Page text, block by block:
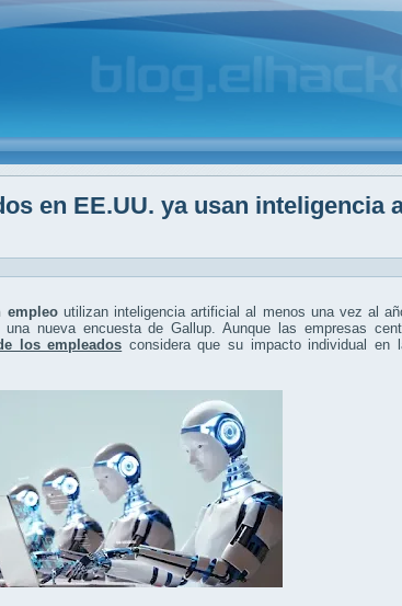
en EE.UU. ya usan inteligencia
empleoutilizan inteligencia artificial al menos una vez al
una nueva encuesta de Gallup. Aunque las empresas
los empleados considera que su impacto individual en